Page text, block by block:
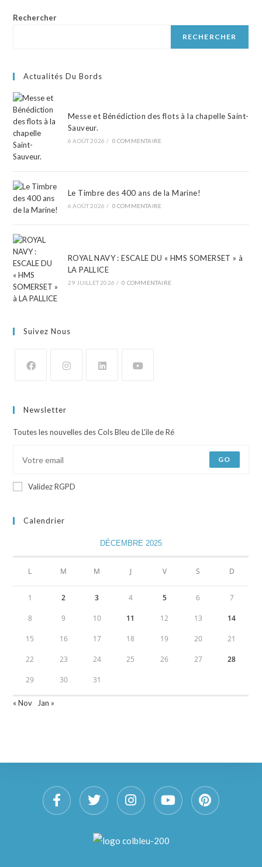
Rechercher
RECHERCHER
Actualités Du Bords
Messe et Bénédiction des flots à la chapelle Saint-
Sauveur.
6 AOÛT 2026 / 0 COMMENTAIRE
Le Timbre des 400 ans de la Marine!
6 AOÛT 2026 / 0 COMMENTAIRE
ROYAL NAVY : ESCALE DU « HMS SOMERSET » à
LA PALLICE
29 JUILLET 2026 / 0 COMMENTAIRE
Suivez Nous
Newsletter
Toutes les nouvelles des Cols Bleu de L'ile de Ré
GO
Validez RGPD
Calendrier
DÉCEMBRE 2025
L M M J V S D
1 2 3 4 5 6 7
8 9 10 11 12 13 14
15 16 17 18 19 20 21
22 23 24 25 26 27 28
29 30 31
« Nov Jan »